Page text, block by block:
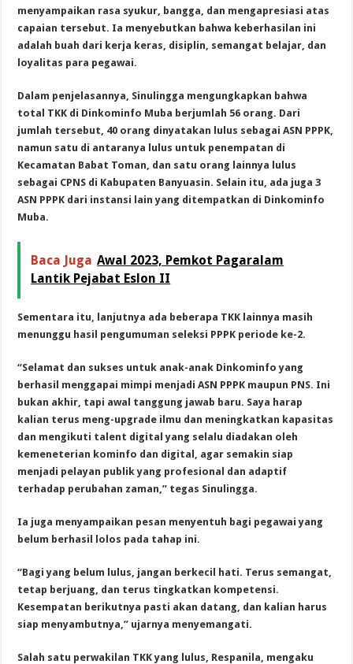
menyampaikan rasa syukur, bangga, dan mengapresiasi atas
capaian tersebut. Ia menyebutkan bahwa keberhasilan ini
adalah buah dari kerja keras, disiplin, semangat belajar, dan
loyalitas para pegawai.
Dalam penjelasannya, Sinulingga mengungkapkan bahwa
total TKK di Dinkominfo Muba berjumlah 56 orang. Dari
jumlah tersebut, 40 orang dinyatakan lulus sebagai ASN PPPK,
namun satu di antaranya lulus untuk penempatan di
Kecamatan Babat Toman, dan satu orang lainnya lulus
sebagai CPNS di Kabupaten Banyuasin. Selain itu, ada juga 3
ASN PPPK dari instansi lain yang ditempatkan di Dinkominfo
Muba.
Baca Juga Awal 2023, Pemkot Pagaralam
Lantik Pejabat Eslon II
Sementara itu, lanjutnya ada beberapa TKK lainnya masih
menunggu hasil pengumuman seleksi PPPK periode ke-2.
“Selamat dan sukses untuk anak-anak Dinkominfo yang
berhasil menggapai mimpi menjadi ASN PPPK maupun PNS. Ini
bukan akhir, tapi awal tanggung jawab baru. Saya harap
kalian terus meng-upgrade ilmu dan meningkatkan kapasitas
dan mengikuti talent digital yang selalu diadakan oleh
kemeneterian kominfo dan digital, agar semakin siap
menjadi pelayan publik yang profesional dan adaptif
terhadap perubahan zaman,” tegas Sinulingga.
Ia juga menyampaikan pesan menyentuh bagi pegawai yang
belum berhasil lolos pada tahap ini.
“Bagi yang belum lulus, jangan berkecil hati. Terus semangat,
tetap berjuang, dan terus tingkatkan kompetensi.
Kesempatan berikutnya pasti akan datang, dan kalian harus
siap menyambutnya,” ujarnya menyemangati.
Salah satu perwakilan TKK yang lulus, Respanila, mengaku